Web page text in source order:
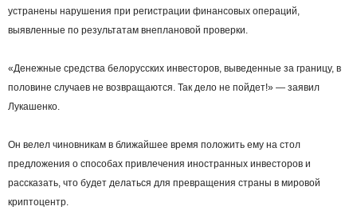
устранены нарушения при регистрации финансовых операций,
выявленные по результатам внеплановой проверки.
«Денежные средства белорусских инвесторов, выведенные за границу, в
половине случаев не возвращаются. Так дело не пойдет!» — заявил
Лукашенко.
Он велел чиновникам в ближайшее время положить ему на стол
предложения о способах привлечения иностранных инвесторов и
рассказать, что будет делаться для превращения страны в мировой
криптоцентр.